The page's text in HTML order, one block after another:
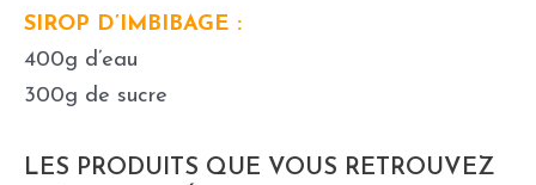
SIROP D’IMBIBAGE :
400g d’eau
300g de sucre
LES PRODUITS QUE VOUS RETROUVEZ